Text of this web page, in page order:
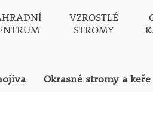
VZROSTLÉ
STROMY
Okrasné stromy a keře